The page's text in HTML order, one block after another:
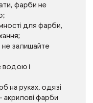
фарби не
для фарби,
не залишайте
водою і
на руках, одязі
акрилові фарби